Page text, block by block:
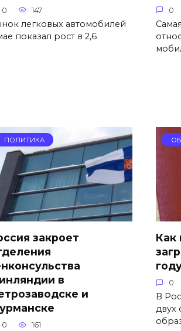
0 147
легковых автомобилей
показал рост в 2,6
0
ПОЛИТИКА
закроет
в
и
0 161
Как
0
В
двух